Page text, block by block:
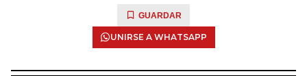
GUARDAR
UNIRSE A WHATSAPP